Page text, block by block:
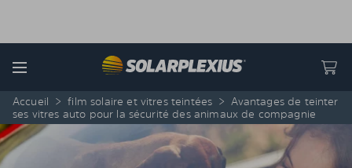
Menu
Accueil > film solaire et vitres teintées > Avantages de teinter
ses vitres auto pour la sécurité des animaux de compagnie